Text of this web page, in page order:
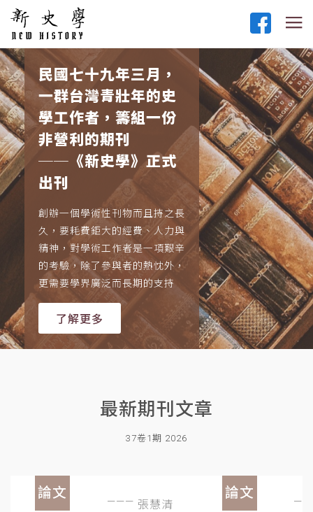
民國七十九年三月，
一群台灣青壯年的史
學工作者，籌組一份
非營利的期刊
──《新史學》正式
出刊
創辦一個學術性刊物而且持之長
久，要耗費鉅大的經費、人力與
精神，對學術工作者是一項艱辛
的考驗，除了參與者的熱忱外，
更需要學界廣泛而長期的支持
了解更多
最新期刊文章
37卷1期 2026
論文
張慧清
論文